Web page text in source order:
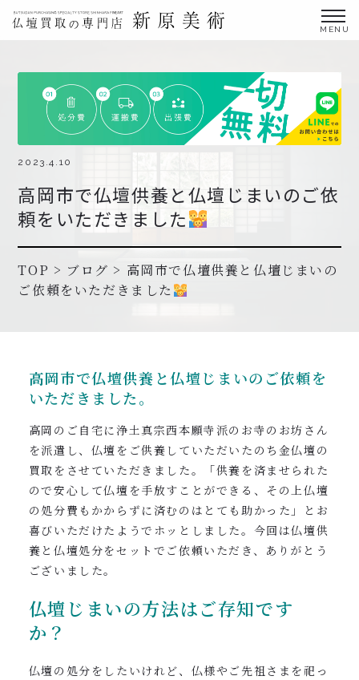
仏壇買取サービス
買取ステップ・お仏壇処分の流れ
ブログ
北陸三県外の方
よくあるご質問
協力店募集について
0120-962-856
受付時間：24時間受付 定休日：なし
2023.4.10
高岡市で仏壇供養と仏壇じまいのご依
頼をいただきました
TOP > ブログ > 高岡市で仏壇供養と仏壇じまいの
ご依頼をいただきました
高岡市で仏壇供養と仏壇じまいのご依頼を
いただきました。
高岡のご自宅に浄土真宗西本願寺派のお寺のお坊さん
を派遣し、仏壇をご供養していただいたのち金仏壇の
買取をさせていただきました。「供養を済ませられた
ので安心して仏壇を手放すことができる、その上仏壇
の処分費もかからずに済むのはとても助かった」とお
喜びいただけたようでホッとしました。今回は仏壇供
養と仏壇処分をセットでご依頼いただき、ありがとう
ございました。
仏壇じまいの方法はご存知です
か？
仏壇の処分をしたいけれど、仏様やご先祖さまを祀っ